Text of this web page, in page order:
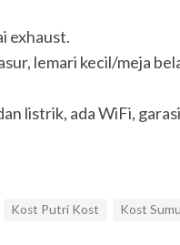
exhaust.
lemari kecil/meja
listrik, ada WiFi,
Kost Putri Kost Kost